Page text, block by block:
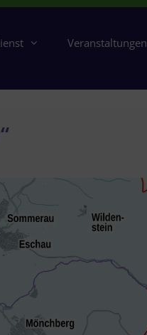
Veranstaltungen